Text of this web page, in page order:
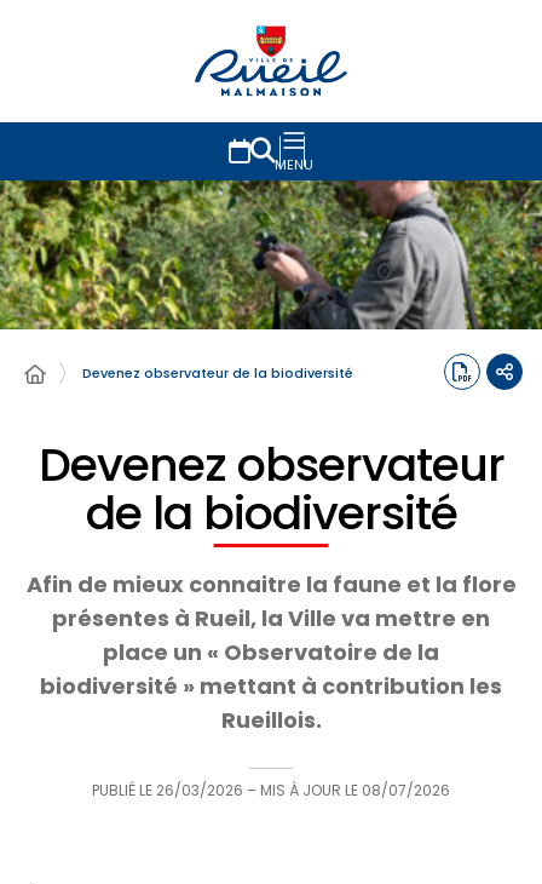
MENU
Devenez observateur de la biodiversité
Devenez observateur
de la biodiversité
Afin de mieux connaitre la faune et la flore
présentes à Rueil, la Ville va mettre en
place un « Observatoire de la
biodiversité » mettant à contribution les
Rueillois.
PUBLIÉ LE 26/03/2026 – MIS À JOUR LE 08/07/2026